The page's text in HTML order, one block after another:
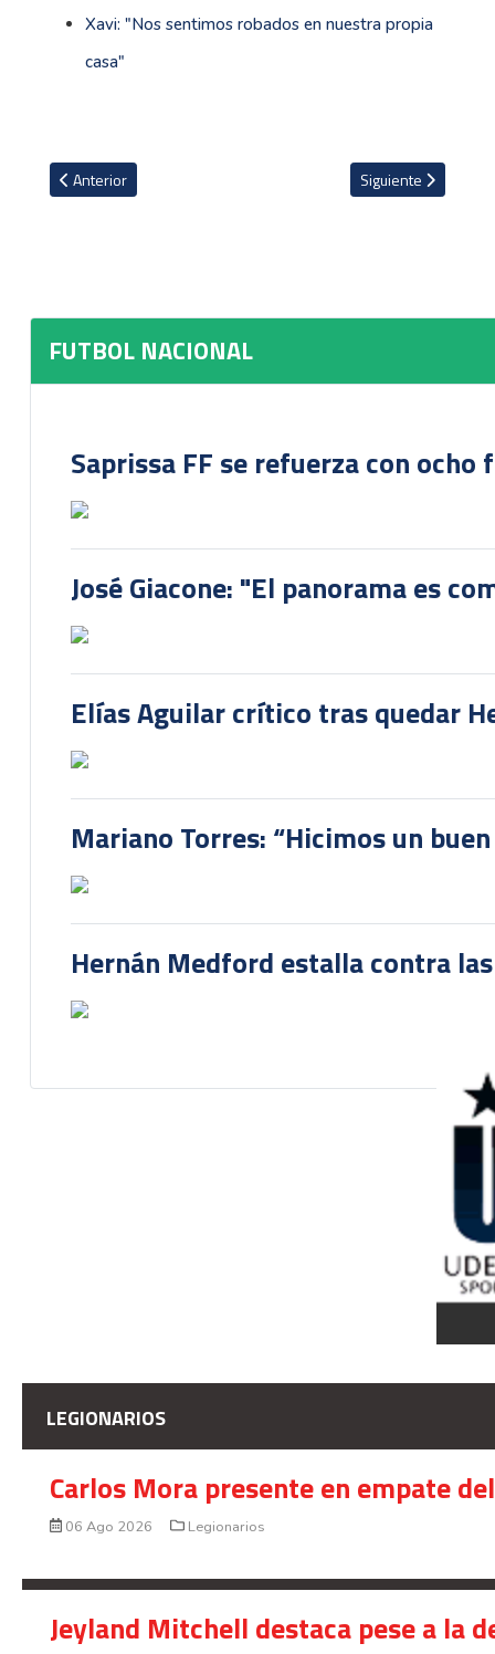
Xavi: "Nos sentimos robados en nuestra propia
casa"
Artículo anterior: De forma sorpresiva Guanacasteca anuncia la
Anterior Artículo siguiente:
Siguiente
FUTBOL NACIONAL
Saprissa FF se refuerza con
José Giacone: "El panorama es
Elías Aguilar crítico tras quedar
Mariano Torres: “Hicimos un
Hernán Medford estalla contra
LEGIONARIOS
Carlos Mora presente en empate
06 Ago 2026 Legionarios
Jeyland Mitchell destaca pese a la